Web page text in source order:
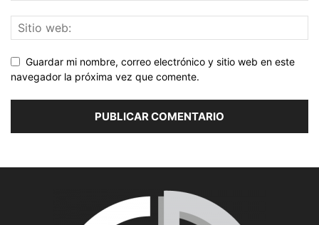
Guardar mi nombre, correo electrónico y sitio web en este
navegador la próxima vez que comente.